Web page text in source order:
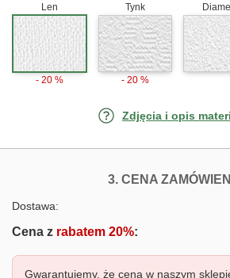
Len
- 20 %
Tynk
- 20 %
Zdjęcia i opis
3. CENA
Dostawa:
Cena z rabatem 20%:
Gwarantujemy, że cena w naszym